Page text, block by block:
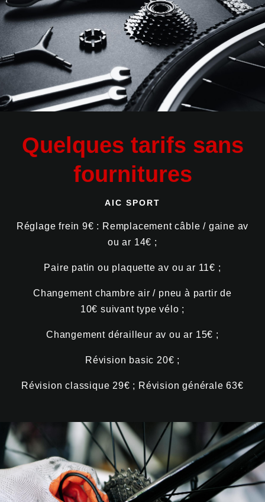
Quelques tarifs sans
fournitures
AIC SPORT
Réglage frein 9€ : Remplacement câble / gaine av
ou ar 14€ ;
Paire patin ou plaquette av ou ar 11€ ;
Changement chambre air / pneu à partir de
10€ suivant type vélo ;
Changement dérailleur av ou ar 15€ ;
Révision basic 20€ ;
Révision classique 29€ ; Révision générale 63€